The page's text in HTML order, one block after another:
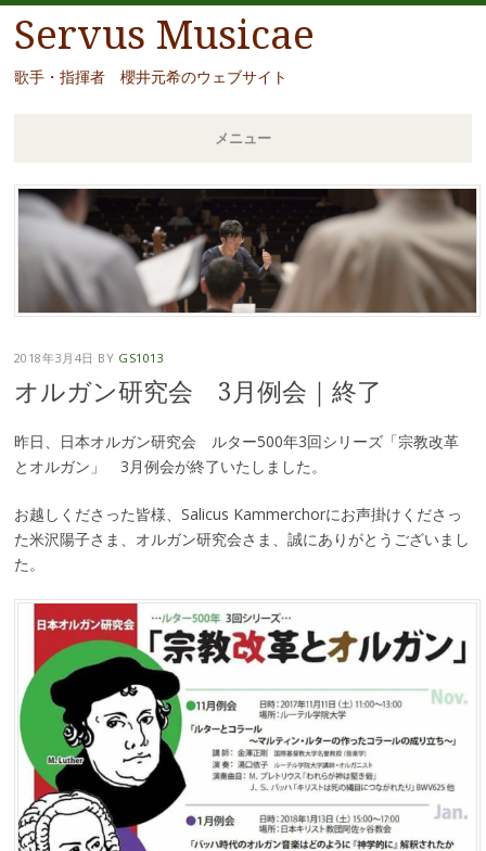
Servus Musicae
歌手・指揮者 櫻井元希のウェブサイト
メニュー
コ
ン
テ
移
動
2018年3月4日 BY GS1013
オルガン研究会 3月例会｜終了
昨日、日本オルガン研究会 ルター500年3回シリーズ「宗教改革
とオルガン」 3月例会が終了いたしました。
お越しくださった皆様、Salicus Kammerchorにお声掛けくださっ
た米沢陽子さま、オルガン研究会さま、誠にありがとうございまし
た。